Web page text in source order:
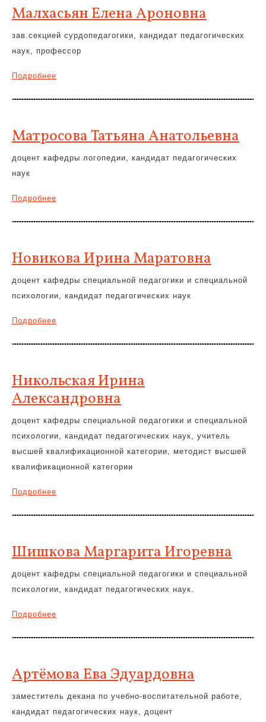
Малхасьян Елена Ароновна
зав.секцией сурдопедагогики, кандидат педагогических
наук, профессор
Подробнее
Матросова Татьяна Анатольевна
доцент кафедры логопедии, кандидат педагогических
наук
Подробнее
Новикова Ирина Маратовна
доцент кафедры специальной педагогики и специальной
психологии, кандидат педагогических наук
Подробнее
Никольская Ирина
Александровна
доцент кафедры специальной педагогики и специальной
психологии, кандидат педагогических наук, учитель
высшей квалификационной категории, методист высшей
квалификационной категории
Подробнее
Шишкова Маргарита Игоревна
доцент кафедры специальной педагогики и специальной
психологии, кандидат педагогических наук.
Подробнее
Артёмова Ева Эдуардовна
заместитель декана по учебно-воспитательной работе,
кандидат педагогических наук, доцент